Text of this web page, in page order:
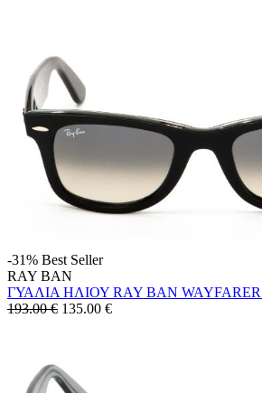
-31% Best Seller
RAY BAN
ΓΥΑΛΙΑ ΗΛΙΟΥ RAY BAN WAYFARER
193.00 € 135.00 €